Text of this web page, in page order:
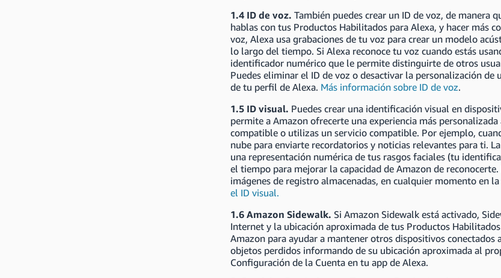
1.4 ID de voz.También puedes crear un ID de voz, de manera
hablas con tus Productos Habilitados para Alexa, y hacer más
voz, Alexa usa grabaciones de tu voz para crear un modelo
lo largo del tiempo. Si Alexa reconoce tu voz cuando estás
identificador numérico que le permite distinguirte de otros
Puedes eliminar el ID de voz o desactivar la personalización
de tu perfil de Alexa. Más información sobre ID de voz.
1.5 ID visual. Puedes crear una identificación visual en
permite a Amazon ofrecerte una experiencia más
compatible o utilizas un servicio compatible. Por ejemplo,
nube para enviarte recordatorios y noticias relevantes para ti.
una representación numérica de tus rasgos faciales (tu
el tiempo para mejorar la capacidad de Amazon de
imágenes de registro almacenadas, en cualquier momento en
el ID visual.
1.6 Amazon Sidewalk. Si Amazon Sidewalk está activado,
Internet y la ubicación aproximada de tus Productos
Amazon para ayudar a mantener otros dispositivos
objetos perdidos informando de su ubicación aproximada al
Configuración de la Cuenta en tu app de Alexa.